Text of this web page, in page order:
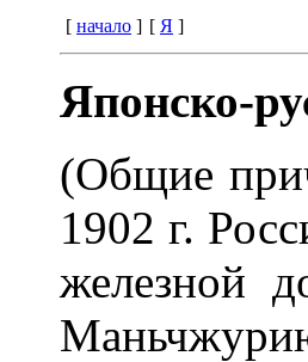
[ начало ] [ Я ]
Японско-
(Общие
1902 г.
железной